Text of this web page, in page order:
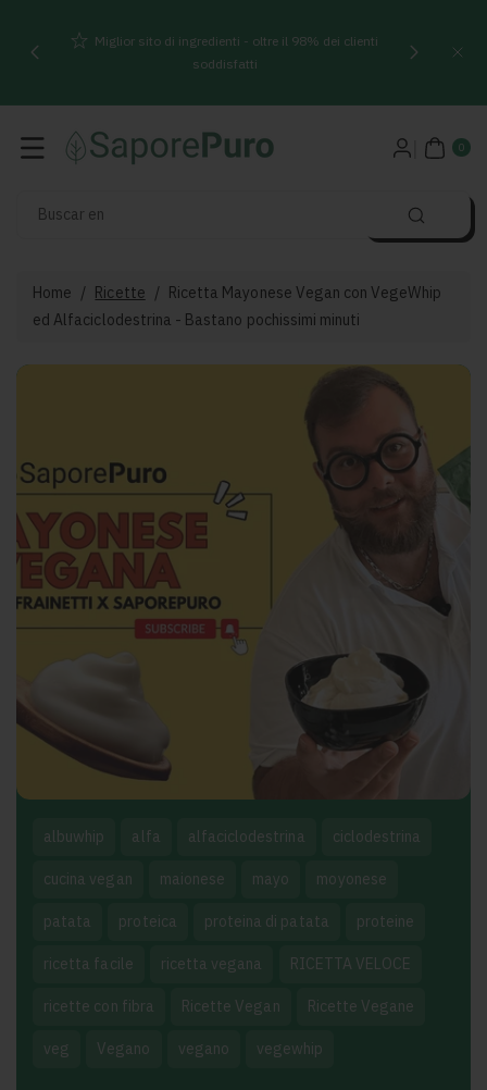
Ai Contenuti
Miglior sito di ingredienti - oltre il 98% dei clienti
soddisfatti
Buscar en
0
AR
TIC
Home / Ricette / Ricetta Mayonese Vegan con VegeWhip
ed Alfaciclodestrina - Bastano pochissimi minuti
albuwhip alfa alfaciclodestrina ciclodestrina
cucina vegan maionese mayo moyonese
patata proteica proteina di patata proteine
ricetta facile ricetta vegana RICETTA VELOCE
ricette con fibra Ricette Vegan Ricette Vegane
veg Vegano vegano vegewhip